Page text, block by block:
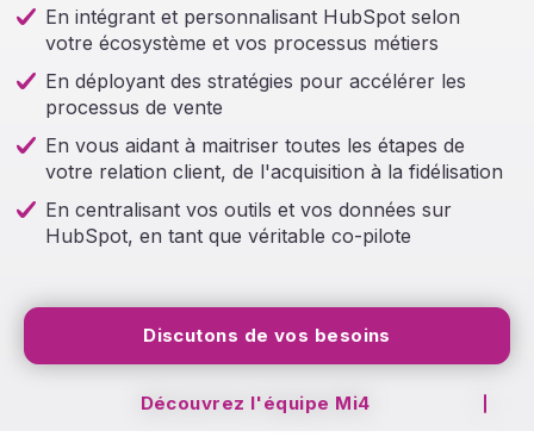
En intégrant et personnalisant HubSpot selon
votre écosystème et vos processus métiers
En déployant des stratégies pour accélérer les
processus de vente
En vous aidant à maitriser toutes les étapes de
votre relation client, de l'acquisition à la fidélisation
En centralisant vos outils et vos données sur
HubSpot, en tant que véritable co-pilote
Discutons de vos besoins
Découvrez l'équipe Mi4